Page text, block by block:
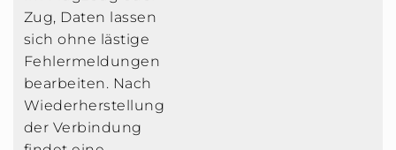
Zug, Daten lassen
sich ohne lästige
Fehlermeldungen
bearbeiten. Nach
Wiederherstellung
der Verbindung